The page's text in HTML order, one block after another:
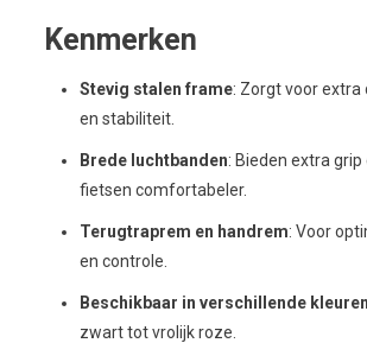
Kenmerken
Stevig stalen frame: Zorgt voor extra
en stabiliteit.
Brede luchtbanden: Bieden extra
fietsen comfortabeler.
Terugtraprem en handrem: Voor
en controle.
Beschikbaar in verschillende kleuren
zwart tot vrolijk roze.